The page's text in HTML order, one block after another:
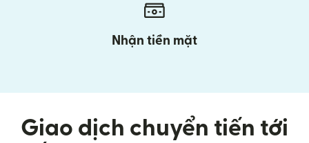
Nhận tiền mặt
Giao dịch chuyển tiến tới